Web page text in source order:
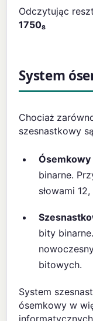
Odczytując
1750₈
System
Chociaż
szesnastkowy
binarne.
słowami
bity
bitowych.
System
ósemkowy w